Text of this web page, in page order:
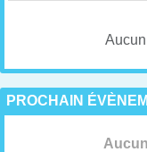
PROCHAIN